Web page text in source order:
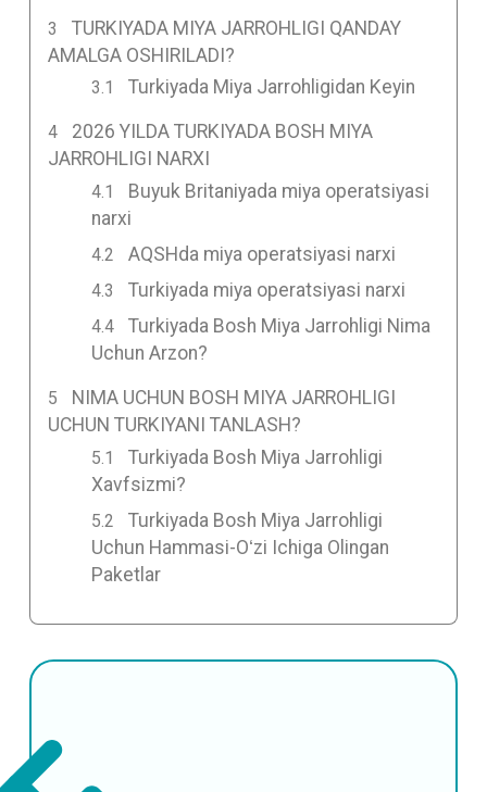
TURKIYADA MIYA JARROHLIGI QANDAY
AMALGA OSHIRILADI?
Turkiyada Miya Jarrohligidan Keyin
2026 YILDA TURKIYADA BOSH MIYA
JARROHLIGI NARXI
Buyuk Britaniyada miya operatsiyasi
narxi
AQSHda miya operatsiyasi narxi
Turkiyada miya operatsiyasi narxi
Turkiyada Bosh Miya Jarrohligi Nima
Uchun Arzon?
NIMA UCHUN BOSH MIYA JARROHLIGI
UCHUN TURKIYANI TANLASH?
Turkiyada Bosh Miya Jarrohligi
Xavfsizmi?
Turkiyada Bosh Miya Jarrohligi
Uchun Hammasi-Oʻzi Ichiga Olingan
Paketlar